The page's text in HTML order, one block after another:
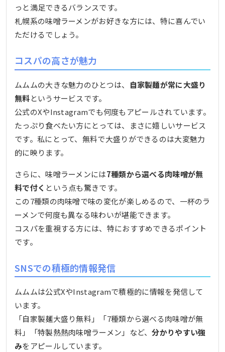
っと満足できるバランスです。
札幌系の味噌ラーメンがお好きな方には、特に喜んでい
ただけるでしょう。
コスパの高さが魅力
ムムムの大きな魅力のひとつは、
自家製麺が常に大盛り
無料というサービスです。
公式のXやInstagramでも何度もアピールされています。
たっぷり食べたい方にとっては、まさに嬉しいサービス
です。私にとって、無料で大盛りができるのは大変魅力
的に映ります。
さらに、味噌ラーメンには7種類から選べる肉味噌が無
料で付く という点も驚きです。
この7種類の肉味噌で味の変化が楽しめるので、一杯のラ
ーメンで何度も異なる味わいが堪能できます。
コスパを重視する方には、特におすすめできるポイント
です。
SNSでの積極的情報発信
ムムムは公式XやInstagramで積極的に情報を発信して
います。
「自家製麺大盛り無料」「7種類から選べる肉味噌が無
料」「特製熱熱肉味噌ラーメン」など、分かりやすい強
みをアピールしています。